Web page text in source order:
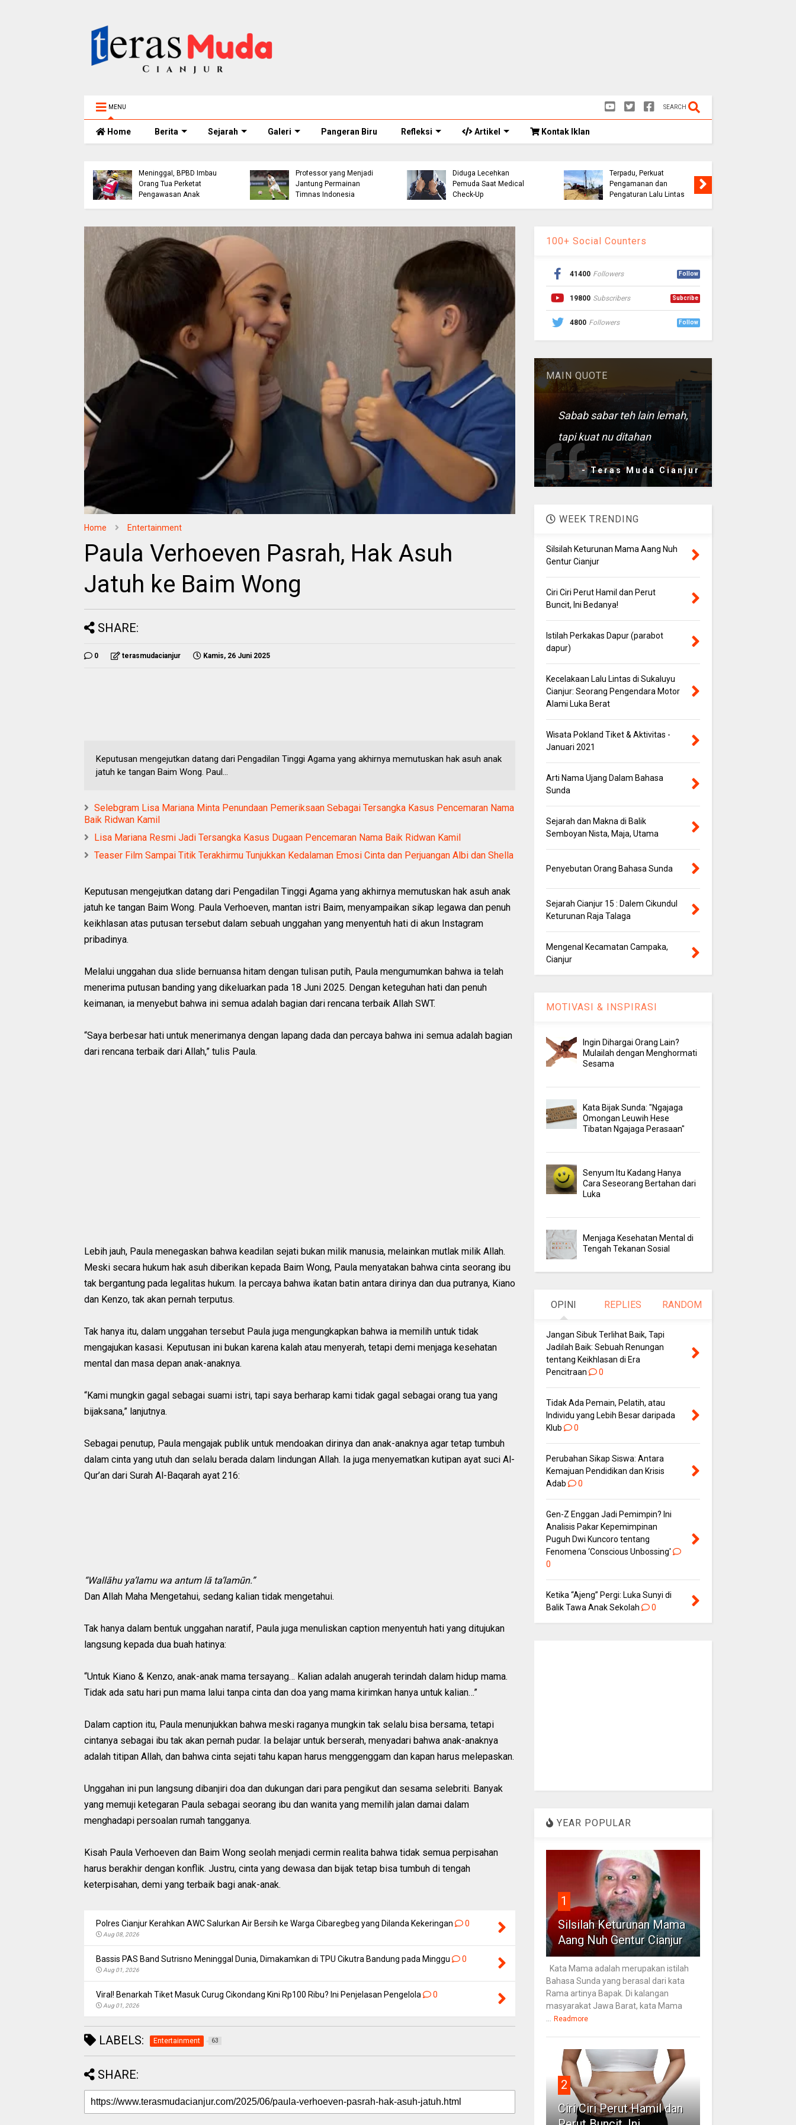
MENU SEARCH
Home Berita Sejarah Galeri Pangeran Biru Refleksi Artikel Kontak Iklan
Meninggal, BPBD Imbau
Orang Tua Perketat
Pengawasan Anak
Professor yang Menjadi
Jantung Permainan
Timnas Indonesia
Diduga Lecehkan
Pemuda Saat Medical
Check-Up
Terpadu, Perkuat
Pengamanan dan
Pengaturan Lalu Lintas
Home Entertainment
Paula Verhoeven Pasrah, Hak Asuh
Jatuh ke Baim Wong
SHARE:
0 terasmudacianjur Kamis, 26 Juni 2025
Keputusan mengejutkan datang dari Pengadilan Tinggi Agama yang akhirnya memutuskan hak asuh anak
jatuh ke tangan Baim Wong. Paul...
Selebgram Lisa Mariana Minta Penundaan Pemeriksaan Sebagai Tersangka Kasus Pencemaran Nama
Baik Ridwan Kamil
Lisa Mariana Resmi Jadi Tersangka Kasus Dugaan Pencemaran Nama Baik Ridwan Kamil
Teaser Film Sampai Titik Terakhirmu Tunjukkan Kedalaman Emosi Cinta dan Perjuangan Albi dan Shella
Keputusan mengejutkan datang dari Pengadilan Tinggi Agama yang akhirnya memutuskan hak asuh anak
jatuh ke tangan Baim Wong. Paula Verhoeven, mantan istri Baim, menyampaikan sikap legawa dan penuh
keikhlasan atas putusan tersebut dalam sebuah unggahan yang menyentuh hati di akun Instagram
pribadinya.
Melalui unggahan dua slide bernuansa hitam dengan tulisan putih, Paula mengumumkan bahwa ia telah
menerima putusan banding yang dikeluarkan pada 18 Juni 2025. Dengan keteguhan hati dan penuh
keimanan, ia menyebut bahwa ini semua adalah bagian dari rencana terbaik Allah SWT.
“Saya berbesar hati untuk menerimanya dengan lapang dada dan percaya bahwa ini semua adalah bagian
dari rencana terbaik dari Allah,” tulis Paula.
Lebih jauh, Paula menegaskan bahwa keadilan sejati bukan milik manusia, melainkan mutlak milik Allah.
Meski secara hukum hak asuh diberikan kepada Baim Wong, Paula menyatakan bahwa cinta seorang ibu
tak bergantung pada legalitas hukum. Ia percaya bahwa ikatan batin antara dirinya dan dua putranya, Kiano
dan Kenzo, tak akan pernah terputus.
Tak hanya itu, dalam unggahan tersebut Paula juga mengungkapkan bahwa ia memilih untuk tidak
mengajukan kasasi. Keputusan ini bukan karena kalah atau menyerah, tetapi demi menjaga kesehatan
mental dan masa depan anak-anaknya.
“Kami mungkin gagal sebagai suami istri, tapi saya berharap kami tidak gagal sebagai orang tua yang
bijaksana,” lanjutnya.
Sebagai penutup, Paula mengajak publik untuk mendoakan dirinya dan anak-anaknya agar tetap tumbuh
dalam cinta yang utuh dan selalu berada dalam lindungan Allah. Ia juga menyematkan kutipan ayat suci Al-
Qur’an dari Surah Al-Baqarah ayat 216:
“Wallāhu ya’lamu wa antum lā ta’lamūn.”
Dan Allah Maha Mengetahui, sedang kalian tidak mengetahui.
Tak hanya dalam bentuk unggahan naratif, Paula juga menuliskan caption menyentuh hati yang ditujukan
langsung kepada dua buah hatinya:
“Untuk Kiano & Kenzo, anak-anak mama tersayang… Kalian adalah anugerah terindah dalam hidup mama.
Tidak ada satu hari pun mama lalui tanpa cinta dan doa yang mama kirimkan hanya untuk kalian…”
Dalam caption itu, Paula menunjukkan bahwa meski raganya mungkin tak selalu bisa bersama, tetapi
cintanya sebagai ibu tak akan pernah pudar. Ia belajar untuk berserah, menyadari bahwa anak-anaknya
adalah titipan Allah, dan bahwa cinta sejati tahu kapan harus menggenggam dan kapan harus melepaskan.
Unggahan ini pun langsung dibanjiri doa dan dukungan dari para pengikut dan sesama selebriti. Banyak
yang memuji ketegaran Paula sebagai seorang ibu dan wanita yang memilih jalan damai dalam
menghadapi persoalan rumah tangganya.
Kisah Paula Verhoeven dan Baim Wong seolah menjadi cermin realita bahwa tidak semua perpisahan
harus berakhir dengan konflik. Justru, cinta yang dewasa dan bijak tetap bisa tumbuh di tengah
keterpisahan, demi yang terbaik bagi anak-anak.
Polres Cianjur Kerahkan AWC Salurkan Air Bersih ke Warga Cibaregbeg yang Dilanda Kekeringan 0
Aug 08, 2026
Bassis PAS Band Sutrisno Meninggal Dunia, Dimakamkan di TPU Cikutra Bandung pada Minggu 0
Aug 01, 2026
Viral! Benarkah Tiket Masuk Curug Cikondang Kini Rp100 Ribu? Ini Penjelasan Pengelola 0
Aug 01, 2026
LABELS: Entertainment 63
SHARE:
100+ Social Counters
41400 Followers Follow
19800 Subscribers Subcribe
4800 Followers Follow
MAIN QUOTE
Sabab sabar teh lain lemah,
tapi kuat nu ditahan
- Teras Muda Cianjur
WEEK TRENDING
Silsilah Keturunan Mama Aang Nuh
Gentur Cianjur
Ciri Ciri Perut Hamil dan Perut
Buncit, Ini Bedanya!
Istilah Perkakas Dapur (parabot
dapur)
Kecelakaan Lalu Lintas di Sukaluyu
Cianjur: Seorang Pengendara Motor
Alami Luka Berat
Wisata Pokland Tiket & Aktivitas -
Januari 2021
Arti Nama Ujang Dalam Bahasa
Sunda
Sejarah dan Makna di Balik
Semboyan Nista, Maja, Utama
Penyebutan Orang Bahasa Sunda
Sejarah Cianjur 15 : Dalem Cikundul
Keturunan Raja Talaga
Mengenal Kecamatan Campaka,
Cianjur
MOTIVASI & INSPIRASI
Ingin Dihargai Orang Lain?
Mulailah dengan Menghormati
Sesama
Kata Bijak Sunda: "Ngajaga
Omongan Leuwih Hese
Tibatan Ngajaga Perasaan"
Senyum Itu Kadang Hanya
Cara Seseorang Bertahan dari
Luka
Menjaga Kesehatan Mental di
Tengah Tekanan Sosial
OPINI REPLIES RANDOM
Jangan Sibuk Terlihat Baik, Tapi
Jadilah Baik: Sebuah Renungan
tentang Keikhlasan di Era
Pencitraan
0
Tidak Ada Pemain, Pelatih, atau
Individu yang Lebih Besar daripada
Klub
0
Perubahan Sikap Siswa: Antara
Kemajuan Pendidikan dan Krisis
Adab
0
Gen-Z Enggan Jadi Pemimpin? Ini
Analisis Pakar Kepemimpinan
Puguh Dwi Kuncoro tentang
Fenomena ‘Conscious Unbossing'
0
Ketika “Ajeng” Pergi: Luka Sunyi di
Balik Tawa Anak Sekolah
0
YEAR POPULAR
1
Silsilah Keturunan Mama
Aang Nuh Gentur Cianjur
Kata Mama adalah merupakan istilah
Bahasa Sunda yang berasal dari kata
Rama artinya Bapak. Di kalangan
masyarakat Jawa Barat, kata Mama
... Readmore
2
Ciri Ciri Perut Hamil dan